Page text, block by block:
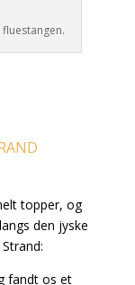
topper, og
den jyske
fandt os et